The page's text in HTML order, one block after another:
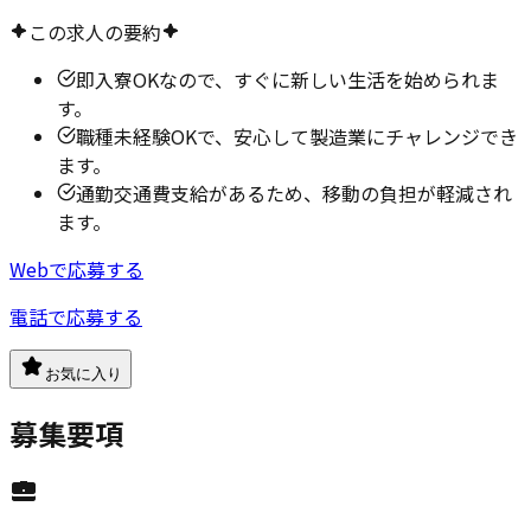
この求人の要約
即入寮OKなので、すぐに新しい生活を始められま
す。
職種未経験OKで、安心して製造業にチャレンジでき
ます。
通勤交通費支給があるため、移動の負担が軽減され
ます。
Webで応募する
電話で応募する
お気に入り
募集要項